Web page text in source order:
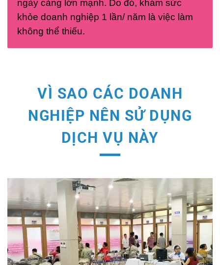
ngày càng lớn mạnh. Do đó, khám sức
khỏe doanh nghiệp 1 lần/ năm là việc làm
không thể thiếu.
VÌ SAO CÁC DOANH
NGHIỆP NÊN SỬ DỤNG
DỊCH VỤ NÀY